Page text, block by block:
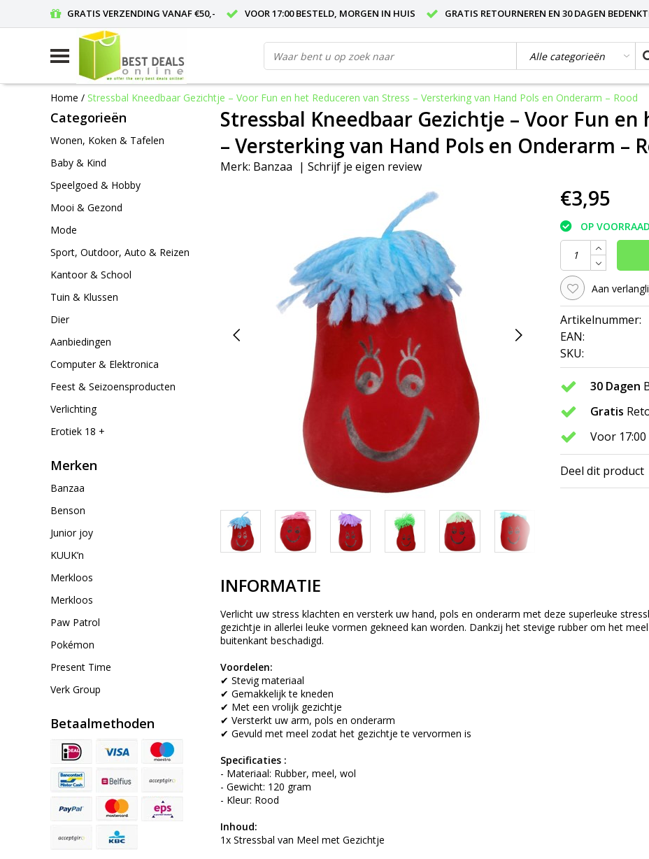
GRATIS VERZENDING VANAF €50,- VOOR 17:00 BESTELD, MORGEN IN HUIS GRATIS RETOURNEREN EN 30 DAGEN
Home / Stressbal Kneedbaar Gezichtje – Voor Fun en het Reduceren van Stress – Versterking van Hand Pols en Onderarm – Rood
Categorieën
Wonen, Koken & Tafelen
Baby & Kind
Speelgoed & Hobby
Mooi & Gezond
Mode
Sport, Outdoor, Auto & Reizen
Kantoor & School
Tuin & Klussen
Dier
Aanbiedingen
Computer & Elektronica
Feest & Seizoensproducten
Verlichting
Erotiek 18 +
Merken
Banzaa
Benson
Junior joy
KUUK’n
Merkloos
Merkloos
Paw Patrol
Pokémon
Present Time
Verk Group
Betaalmethoden
Stressbal Kneedbaar Gezichtje – Voor Fun
– Versterking van Hand Pols en Onderarm –
Merk: Banzaa | Schrijf je eigen review
€3,95
OP VOORRAAD
Aan
Artikelnummer:
EAN:
SKU:
30 Dagen
Gratis
Voor
Deel dit product
INFORMATIE
Verlicht uw stress klachten en versterk uw hand, pols en onderarm met deze superleuke
gezichtje in allerlei leuke vormen gekneed kan worden. Dankzij het stevige rubber om het
buitenkant beschadigd.
Voordelen:
✔ Stevig materiaal
✔ Gemakkelijk te kneden
✔ Met een vrolijk gezichtje
✔ Versterkt uw arm, pols en onderarm
✔ Gevuld met meel zodat het gezichtje te vervormen is
Specificaties :
- Materiaal: Rubber, meel, wol
- Gewicht: 120 gram
- Kleur: Rood
Inhoud:
1x Stressbal van Meel met Gezichtje